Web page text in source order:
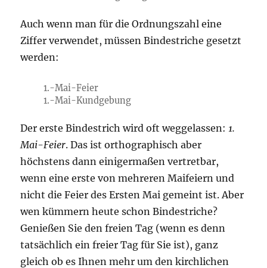
Auch wenn man für die Ordnungszahl eine
Ziffer verwendet, müssen Bindestriche gesetzt
werden:
1.-Mai-Feier
1.-Mai-Kundgebung
Der erste Bindestrich wird oft weggelassen: 1.
Mai-Feier. Das ist orthographisch aber
höchstens dann einigermaßen vertretbar,
wenn eine erste von mehreren Maifeiern und
nicht die Feier des Ersten Mai gemeint ist. Aber
wen kümmern heute schon Bindestriche?
Genießen Sie den freien Tag (wenn es denn
tatsächlich ein freier Tag für Sie ist), ganz
gleich ob es Ihnen mehr um den kirchlichen